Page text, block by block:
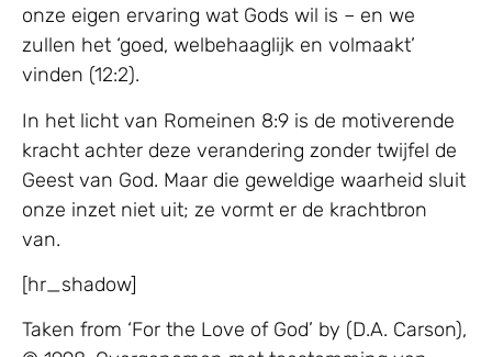
onze eigen ervaring wat Gods wil is – en we
zullen het ‘goed, welbehaaglijk en volmaakt’
vinden (12:2).
In het licht van Romeinen 8:9 is de motiverende
kracht achter deze verandering zonder twijfel de
Geest van God. Maar die geweldige waarheid sluit
onze inzet niet uit; ze vormt er de krachtbron
van.
[hr_shadow]
Taken from ‘For the Love of God’ by (D.A. Carson),